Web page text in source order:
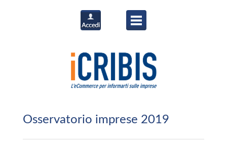
Osservatorio imprese 2019